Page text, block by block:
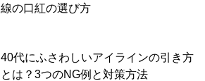
線の口紅の選び方
40代にふさわしいアイラインの引き方
とは？3つのNG例と対策方法